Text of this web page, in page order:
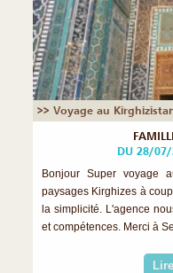
>> Voyage au
DU 28/
Bonjour Super voyage
paysages Kirghizes à
la simplicité. L'agence
et compétences. Merci à